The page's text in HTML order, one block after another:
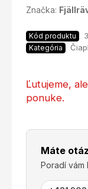
Značka:
Kód produktu
Kategória
Ľutujeme,
ponuke.
Máte
Poradí